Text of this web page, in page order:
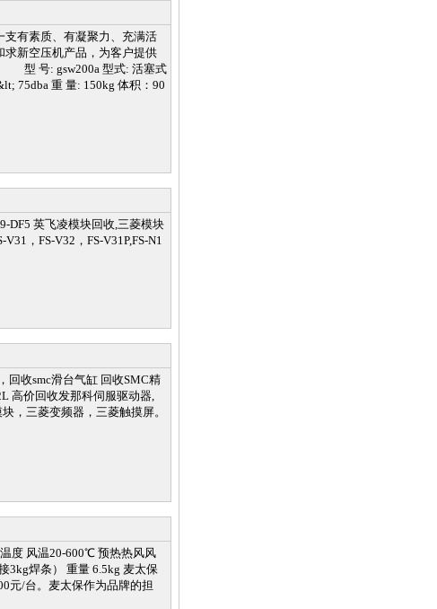
有素质、有凝聚力、充满活
求新空压机产品，为客户提供
型 号: gsw200a 型式: 活塞式
75dba 重 量: 150kg 体积：90
DF5 英飞凌模块回收,三菱模块
，FS-V32，FS-V31P,FS-N1
回收smc滑台气缸 回收SMC精
高价回收发那科伺服驱动器,
，三菱变频器，三菱触摸屏。
度 风温20-600℃ 预热热风风
3kg焊条） 重量 6.5kg 麦太保
元/台。麦太保作为品牌的担